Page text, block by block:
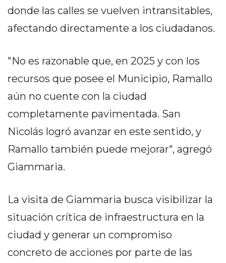
TÉRMINOS
Y
DE
PRIVACIDAD
SITIO
TAPA
DEL
DIARIO
REPORTERO
donde las calles se vuelven intransitables,
afectando directamente a los ciudadanos.
"No es razonable que, en 2025 y con los
recursos que posee el Municipio, Ramallo
aún no cuente con la ciudad
completamente pavimentada. San
Nicolás logró avanzar en este sentido, y
Ramallo también puede mejorar", agregó
Giammaria.
La visita de Giammaria busca visibilizar la
situación crítica de infraestructura en la
ciudad y generar un compromiso
concreto de acciones por parte de las